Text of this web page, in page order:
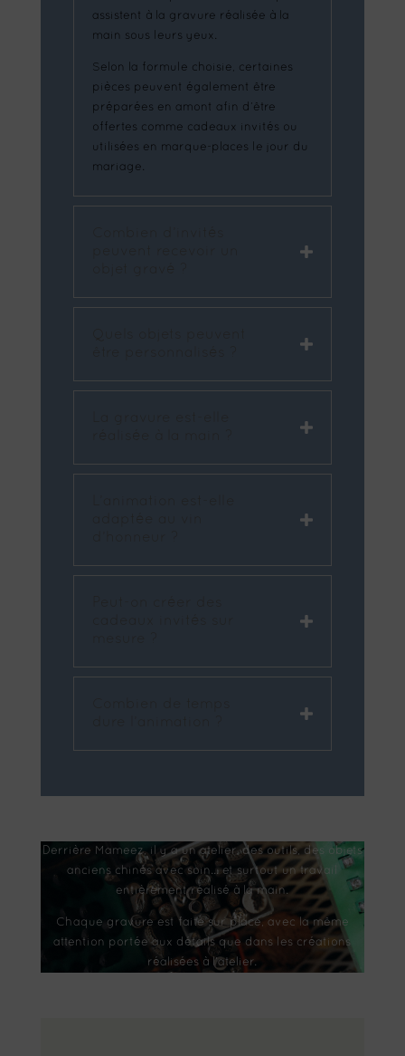
assistent à la gravure réalisée à la
main sous leurs yeux.
Selon la formule choisie, certaines
pièces peuvent également être
préparées en amont afin d’être
offertes comme cadeaux invités ou
utilisées en marque-places le jour du
mariage.
Derrière Mameez, il y a un atelier, des outils, des objets
anciens chinés avec soin… et surtout un travail
entièrement réalisé à la main.
Chaque gravure est faite sur place, avec la même
attention portée aux détails que dans les créations
réalisées à l’atelier.